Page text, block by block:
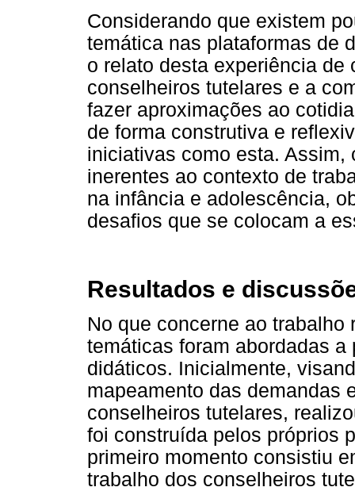
Considerando que existem
temática nas plataformas de
o relato desta experiência
conselheiros tutelares e a
fazer aproximações ao
de forma construtiva e
iniciativas como esta.
inerentes ao contexto de
na infância e adolescência,
desafios que se colocam a
Resultados e
No que concerne ao
temáticas foram abordadas
didáticos. Inicialmente,
mapeamento das demandas
conselheiros tutelares,
foi construída pelos próprios
primeiro momento consistiu
trabalho dos conselheiros